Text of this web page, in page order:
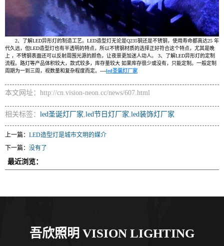
2、了解LED异形灯的制造工艺。LED造型灯无论是Q235钢还是不锈钢，使用寿命都高达25 年
代久远，但LED造型灯也有半透明的特点，所以不锈钢材质的选择正好符合这个特点，尤其是晚
上 ，不锈钢表面还可以反射周围光源的颜色，让夜景更加迷人动人。 3、了解LED异形灯的定制
流程。路灯等产品体积较大，款式较多，库存量较大 如果库存很少或没有，只能定制。一般定制
周期为一到三周，视数量和复杂程度而定。----led圣诞灯厂家
本文网址：http://cn.vision-neon.cc/news/607.html
相关标签： led圣诞灯厂家 led节日灯厂家 led装饰灯厂家
上一篇： LED造型灯是城市文明的媒介
下一篇： 没有了
最近浏览：
吾欣照明 VISION LIGHTING